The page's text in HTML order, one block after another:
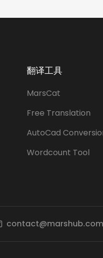
翻译工具
MarsCat
Free Translation
AutoCad
Wordcount Tool
contact@marshub.com